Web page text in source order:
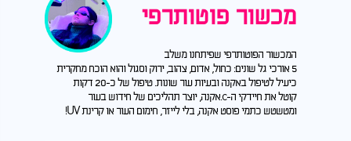
מכשור פוטותרפי
המכשור הפוטותרפי שפיתחנו משלב
5 אורכי גל שונים: כחול, אדום, צהוב, ירוק וסגול והוא הוכח מחקרית
כיעיל לטיפול באקנה ובעיות עור שונות. טיפול של כ-20 דקות
קוטל את חיידקי ה-c.אקנה, יוצר תהליכים של חידוש בעור
ומטשטש כתמי פוסט אקנה, בלי לייזר, חימום העור או קרינת UV!